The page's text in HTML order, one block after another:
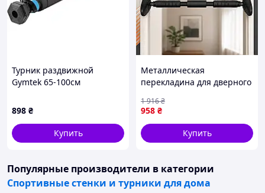
Турник раздвижной
Gymtek 65-100см
898 ₴
Купить
Металлическая
перекладина для дверного
регулируемой длиной,
турник для спорта,
подтягиваний и домашних
занятий
958 ₴
1 916₴
Купить
Популярные производители в категории
Спортивные стенки и турники для дома